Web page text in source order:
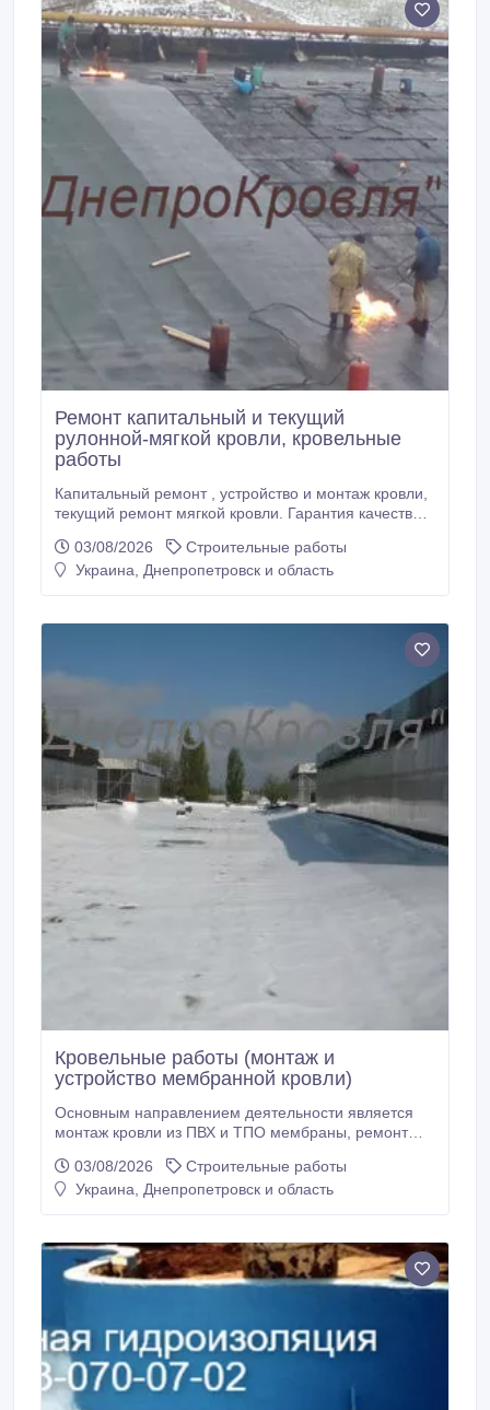
Ремонт капитальный и текущий
рулонной-мягкой кровли, кровельные
работы
Капитальный ремонт , устройство и монтаж кровли,
текущий ремонт мягкой кровли. Гарантия качества.
(093)070-07-02.
03/08/2026
Строительные работы
Украина, Днепропетровск и область
Кровельные работы (монтаж и
устройство мембранной кровли)
Основным направлением деятельности является
монтаж кровли из ПВХ и ТПО мембраны, ремонт
работы с применением мембраны.Сотрудничая с
Нами, Вы получаете надежного партнера в данной
исключительно.
03/08/2026
Строительные работы
Украина, Днепропетровск и область